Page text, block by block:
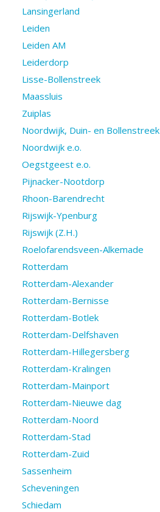
Lansingerland
Leiden
Leiden AM
Leiderdorp
Lisse-Bollenstreek
Maassluis
Zuiplas
Noordwijk, Duin- en Bollenstreek
Noordwijk e.o.
Oegstgeest e.o.
Pijnacker-Nootdorp
Rhoon-Barendrecht
Rijswijk-Ypenburg
Rijswijk (Z.H.)
Roelofarendsveen-Alkemade
Rotterdam
Rotterdam-Alexander
Rotterdam-Bernisse
Rotterdam-Botlek
Rotterdam-Delfshaven
Rotterdam-Hillegersberg
Rotterdam-Kralingen
Rotterdam-Mainport
Rotterdam-Nieuwe dag
Rotterdam-Noord
Rotterdam-Stad
Rotterdam-Zuid
Sassenheim
Scheveningen
Schiedam